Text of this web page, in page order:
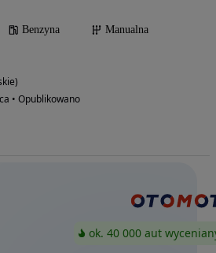
Benzyna
Manualna
• Opublikowano
ok. 40 000 aut